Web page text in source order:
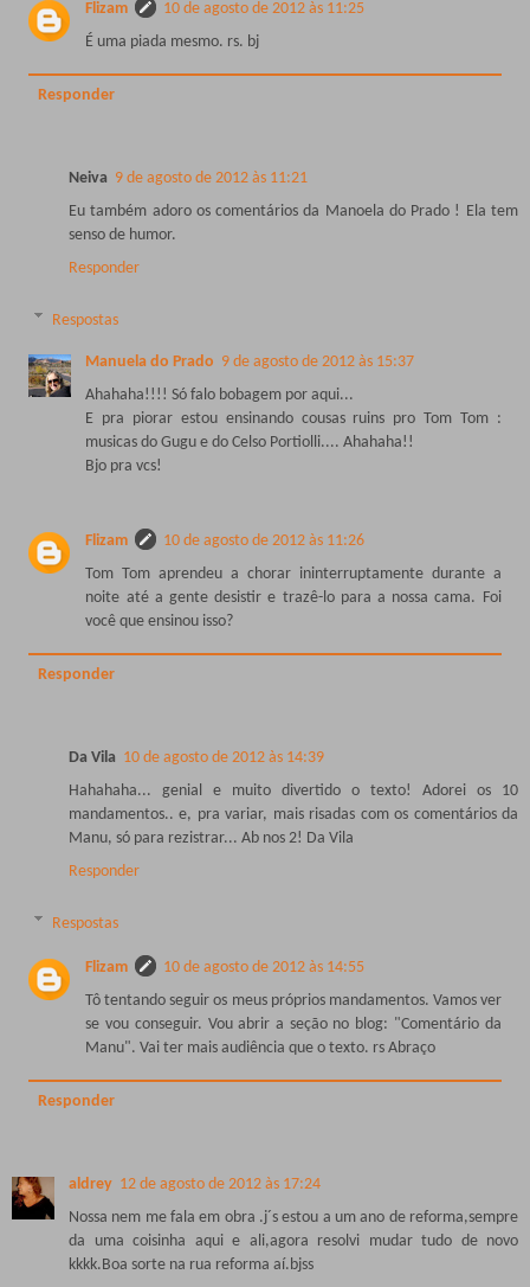
Flizam
10 de agosto de 2012 às 11:25
É uma piada mesmo. rs. bj
Responder
Neiva 9 de agosto de 2012 às 11:21
Eu também adoro os comentários da Manoela do Prado ! Ela tem
senso de humor.
Responder
Respostas
Manuela do Prado 9 de agosto de 2012 às 15:37
Ahahaha!!!! Só falo bobagem por aqui...
E pra piorar estou ensinando cousas ruins pro Tom Tom :
musicas do Gugu e do Celso Portiolli.... Ahahaha!!
Bjo pra vcs!
Flizam
10 de agosto de 2012 às 11:26
Tom Tom aprendeu a chorar ininterruptamente durante a
noite até a gente desistir e trazê-lo para a nossa cama. Foi
você que ensinou isso?
Responder
Da Vila 10 de agosto de 2012 às 14:39
Hahahaha... genial e muito divertido o texto! Adorei os 10
mandamentos.. e, pra variar, mais risadas com os comentários da
Manu, só para rezistrar... Ab nos 2! Da Vila
Responder
Respostas
Flizam
10 de agosto de 2012 às 14:55
Tô tentando seguir os meus próprios mandamentos. Vamos ver
se vou conseguir. Vou abrir a seção no blog: "Comentário da
Manu". Vai ter mais audiência que o texto. rs Abraço
Responder
aldrey 12 de agosto de 2012 às 17:24
Nossa nem me fala em obra .j´s estou a um ano de reforma,sempre
da uma coisinha aqui e ali,agora resolvi mudar tudo de novo
kkkk.Boa sorte na rua reforma aí.bjss